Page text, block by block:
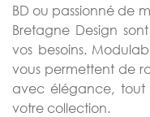
BD ou passionné de
Bretagne Design
vos besoins.
vous permettent de
avec élégance, tout
votre collection.